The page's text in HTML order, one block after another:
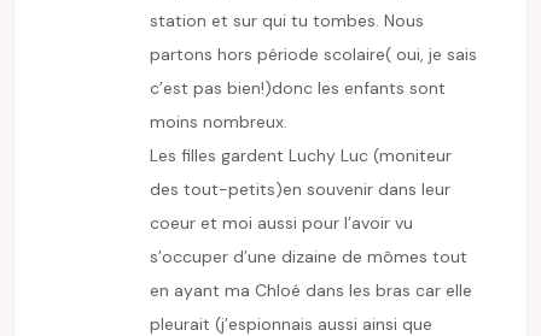
station et sur qui tu tombes. Nous
partons hors période scolaire( oui, je sais
c’est pas bien!)donc les enfants sont
moins nombreux.
Les filles gardent Luchy Luc (moniteur
des tout-petits)en souvenir dans leur
coeur et moi aussi pour l’avoir vu
s’occuper d’une dizaine de mômes tout
en ayant ma Chloé dans les bras car elle
pleurait (j’espionnais aussi ainsi que